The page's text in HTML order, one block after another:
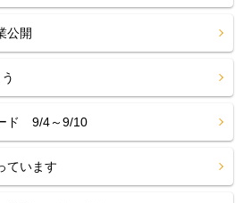
公開
ド 9/4～9/10
ています